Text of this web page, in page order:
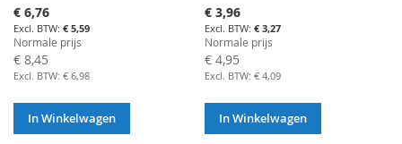
Aanbiedingsprijs
€ 6,76
€ 5,59
Normale prijs
€ 8,45
€ 6,98
In Winkelwagen
Aanbiedingsprijs
€ 3,96
€ 3,27
Normale prijs
€ 4,95
€ 4,09
In Winkelwagen